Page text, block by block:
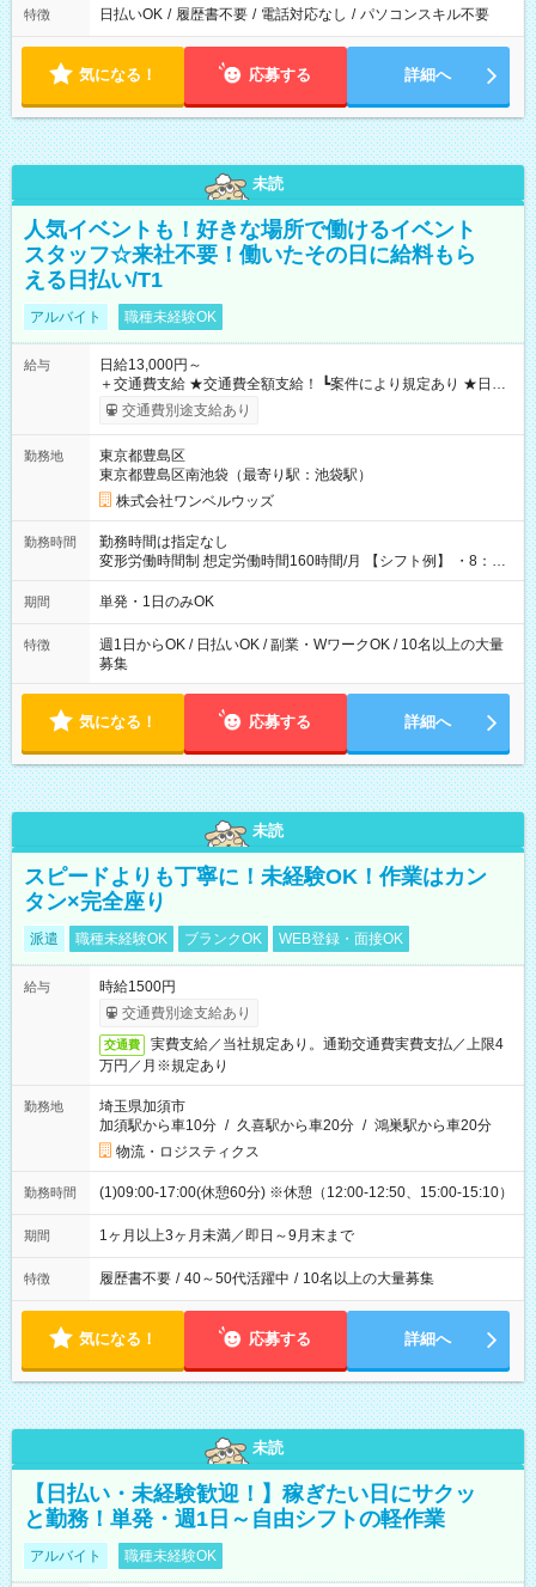
特徴 日払いOK / 履歴書不要 / 電話対応なし / パソコンスキル不要
気になる！ 応募する 詳細へ
未読
人気イベントも！好きな場所で働けるイベント
スタッフ☆来社不要！働いたその日に給料もら
える日払い/T1
アルバイト 職種未経験OK
給与
日給13,000円～
＋交通費支給 ★交通費全額支給！ ┗案件により規定あり ★日払
いOK！（規定あり） ┗働いたその日に現金GET♪ お仕事後はコ
ンビニATMから 日払い分を引き落とせます！ 【試用期間】試
交通費別途支給あり
勤務地
東京都豊島区
東京都豊島区南池袋（最寄り駅：池袋駅）
株式会社ワンベルウッズ
勤務時間
勤務時間は指定なし
変形労働時間制 想定労働時間160時間/月 【シフト例】 ・8：00
～21：00
期間 単発・1日のみOK
特徴
週1日からOK / 日払いOK / 副業・WワークOK / 10名以上の大量
募集
気になる！ 応募する 詳細へ
未読
スピードよりも丁寧に！未経験OK！作業はカン
タン×完全座り
派遣 職種未経験OK ブランクOK WEB登録・面接OK
給与
時給1500円
交通費別途支給あり
交通費
実費支給／当社規定あり。通勤交通費実費支払／上限4
万円／月※規定あり
勤務地
埼玉県加須市
加須駅から車10分 / 久喜駅から車20分 / 鴻巣駅から車20分
物流・ロジスティクス
勤務時間 (1)09:00-17:00(休憩60分) ※休憩（12:00-12:50、15:00-15:10）
期間 1ヶ月以上3ヶ月未満／即日～9月末まで
特徴 履歴書不要 / 40～50代活躍中 / 10名以上の大量募集
気になる！ 応募する 詳細へ
未読
【日払い・未経験歓迎！】稼ぎたい日にサクッ
と勤務！単発・週1日～自由シフトの軽作業
アルバイト 職種未経験OK